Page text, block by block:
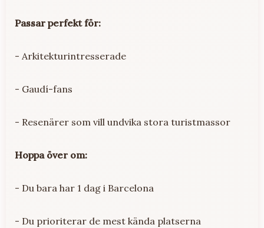
Passar perfekt för:
- Arkitekturintresserade
- Gaudí-fans
- Resenärer som vill undvika stora turistmassor
Hoppa över om:
- Du bara har 1 dag i Barcelona
- Du prioriterar de mest kända platserna